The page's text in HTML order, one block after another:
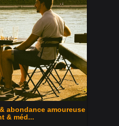
abondance amoureuse
& méd...